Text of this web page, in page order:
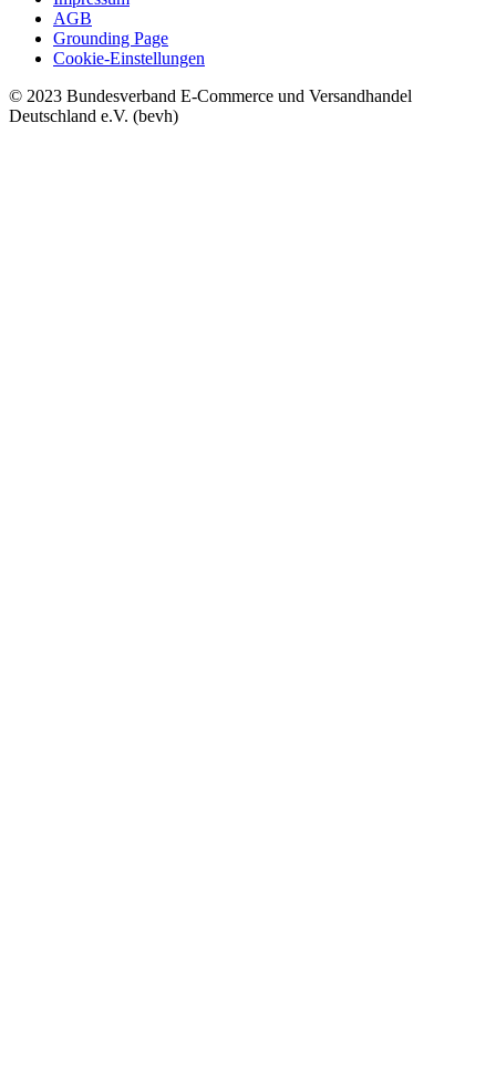
AGB
Grounding Page
Cookie-Einstellungen
© 2023 Bundesverband E-Commerce und Versandhandel
Deutschland e.V. (bevh)